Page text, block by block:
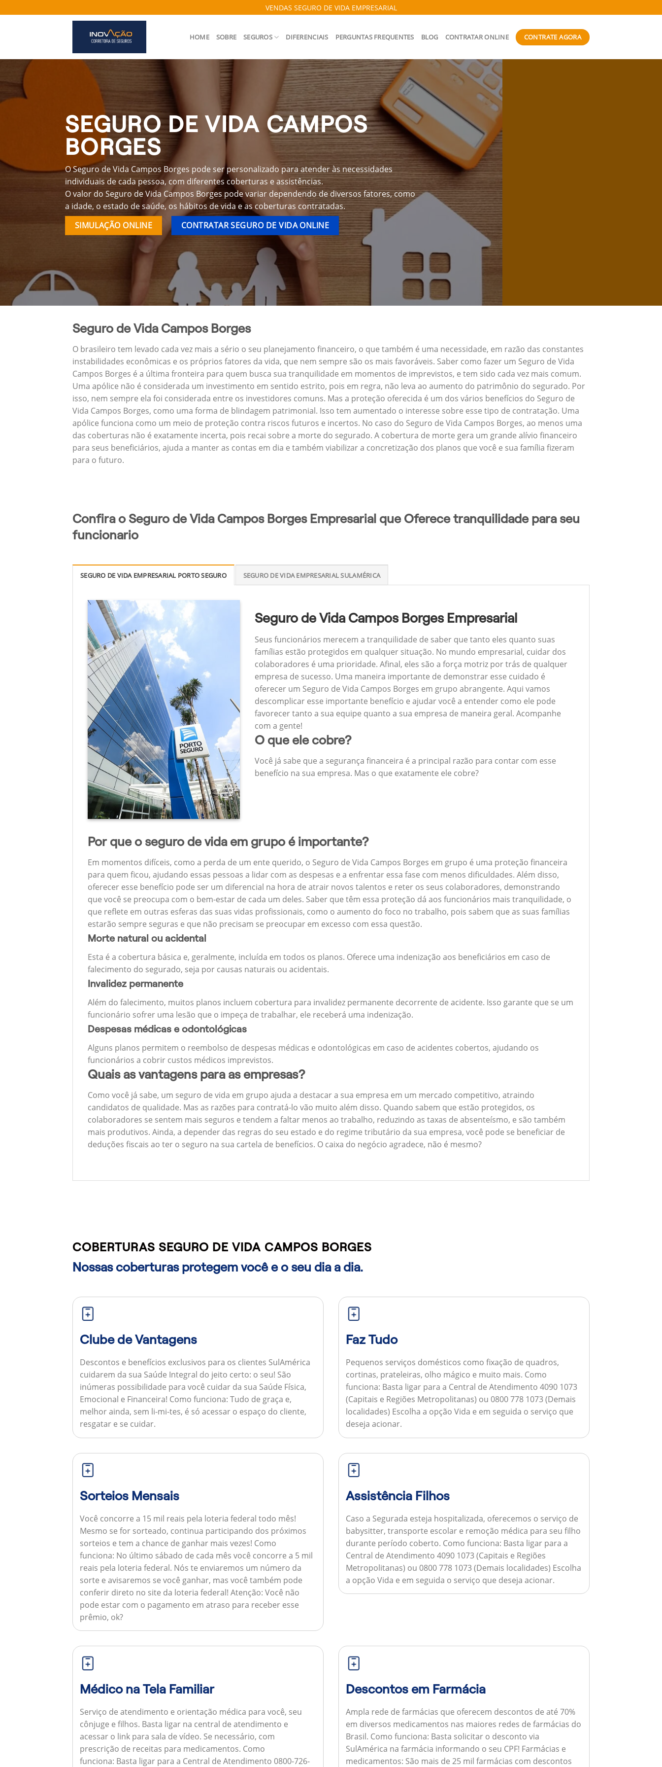
to
VENDAS SEGURO DE VIDA EMPRESARIAL
HOME SOBRE SEGUROS DIFERENCIAIS PERGUNTAS FREQUENTES BLOG CONTRATAR ONLINE CONTRATE AGORA
SEGURO DE VIDA CAMPOS
BORGES
O Seguro de Vida Campos Borges pode ser personalizado para atender às necessidades
individuais de cada pessoa, com diferentes coberturas e assistências.
O valor do Seguro de Vida Campos Borges pode variar dependendo de diversos fatores, como
a idade, o estado de saúde, os hábitos de vida e as coberturas contratadas.
SIMULAÇÃO ONLINE
CONTRATAR SEGURO DE VIDA ONLINE
Seguro de Vida Campos Borges
O brasileiro tem levado cada vez mais a sério o seu planejamento financeiro, o que também é uma necessidade, em razão das constantes
instabilidades econômicas e os próprios fatores da vida, que nem sempre são os mais favoráveis. Saber como fazer um Seguro de Vida
Campos Borges é a última fronteira para quem busca sua tranquilidade em momentos de imprevistos, e tem sido cada vez mais comum.
Uma apólice não é considerada um investimento em sentido estrito, pois em regra, não leva ao aumento do patrimônio do segurado. Por
isso, nem sempre ela foi considerada entre os investidores comuns. Mas a proteção oferecida é um dos vários benefícios do Seguro de
Vida Campos Borges, como uma forma de blindagem patrimonial. Isso tem aumentado o interesse sobre esse tipo de contratação. Uma
apólice funciona como um meio de proteção contra riscos futuros e incertos. No caso do Seguro de Vida Campos Borges, ao menos uma
das coberturas não é exatamente incerta, pois recai sobre a morte do segurado. A cobertura de morte gera um grande alívio financeiro
para seus beneficiários, ajuda a manter as contas em dia e também viabilizar a concretização dos planos que você e sua família fizeram
para o futuro.
Confira o Seguro de Vida Campos Borges Empresarial que Oferece tranquilidade para seu
funcionario
SEGURO DE VIDA EMPRESARIAL PORTO SEGURO SEGURO DE VIDA EMPRESARIAL SULAMÉRICA
Seguro de Vida Campos Borges Empresarial
Seus funcionários merecem a tranquilidade de saber que tanto eles quanto suas
famílias estão protegidos em qualquer situação. No mundo empresarial, cuidar dos
colaboradores é uma prioridade. Afinal, eles são a força motriz por trás de qualquer
empresa de sucesso. Uma maneira importante de demonstrar esse cuidado é
oferecer um Seguro de Vida Campos Borges em grupo abrangente. Aqui vamos
descomplicar esse importante benefício e ajudar você a entender como ele pode
favorecer tanto a sua equipe quanto a sua empresa de maneira geral. Acompanhe
com a gente!
O que ele cobre?
Você já sabe que a segurança financeira é a principal razão para contar com esse
benefício na sua empresa. Mas o que exatamente ele cobre?
Por que o seguro de vida em grupo é importante?
Em momentos difíceis, como a perda de um ente querido, o Seguro de Vida Campos Borges em grupo é uma proteção financeira
para quem ficou, ajudando essas pessoas a lidar com as despesas e a enfrentar essa fase com menos dificuldades. Além disso,
oferecer esse benefício pode ser um diferencial na hora de atrair novos talentos e reter os seus colaboradores, demonstrando
que você se preocupa com o bem-estar de cada um deles. Saber que têm essa proteção dá aos funcionários mais tranquilidade, o
que reflete em outras esferas das suas vidas profissionais, como o aumento do foco no trabalho, pois sabem que as suas famílias
estarão sempre seguras e que não precisam se preocupar em excesso com essa questão.
Morte natural ou acidental
Esta é a cobertura básica e, geralmente, incluída em todos os planos. Oferece uma indenização aos beneficiários em caso de
falecimento do segurado, seja por causas naturais ou acidentais.
Invalidez permanente
Além do falecimento, muitos planos incluem cobertura para invalidez permanente decorrente de acidente. Isso garante que se um
funcionário sofrer uma lesão que o impeça de trabalhar, ele receberá uma indenização.
Despesas médicas e odontológicas
Alguns planos permitem o reembolso de despesas médicas e odontológicas em caso de acidentes cobertos, ajudando os
funcionários a cobrir custos médicos imprevistos.
Quais as vantagens para as empresas?
Como você já sabe, um seguro de vida em grupo ajuda a destacar a sua empresa em um mercado competitivo, atraindo
candidatos de qualidade. Mas as razões para contratá-lo vão muito além disso. Quando sabem que estão protegidos, os
colaboradores se sentem mais seguros e tendem a faltar menos ao trabalho, reduzindo as taxas de absenteísmo, e são também
mais produtivos. Ainda, a depender das regras do seu estado e do regime tributário da sua empresa, você pode se beneficiar de
deduções fiscais ao ter o seguro na sua cartela de benefícios. O caixa do negócio agradece, não é mesmo?
COBERTURAS SEGURO DE VIDA CAMPOS BORGES
Nossas coberturas protegem você e o seu dia a dia.
Clube de Vantagens
Descontos e benefícios exclusivos para os clientes SulAmérica
cuidarem da sua Saúde Integral do jeito certo: o seu! São
inúmeras possibilidade para você cuidar da sua Saúde Física,
Emocional e Financeira! Como funciona: Tudo de graça e,
melhor ainda, sem li-mi-tes, é só acessar o espaço do cliente,
resgatar e se cuidar.
Faz Tudo
Pequenos serviços domésticos como fixação de quadros,
cortinas, prateleiras, olho mágico e muito mais. Como
funciona: Basta ligar para a Central de Atendimento 4090 1073
(Capitais e Regiões Metropolitanas) ou 0800 778 1073 (Demais
localidades) Escolha a opção Vida e em seguida o serviço que
deseja acionar.
Sorteios Mensais
Você concorre a 15 mil reais pela loteria federal todo mês!
Mesmo se for sorteado, continua participando dos próximos
sorteios e tem a chance de ganhar mais vezes! Como
funciona: No último sábado de cada mês você concorre a 5 mil
reais pela loteria federal. Nós te enviaremos um número da
sorte e avisaremos se você ganhar, mas você também pode
conferir direto no site da loteria federal!Atenção: Você não
pode estar com o pagamento em atraso para receber esse
prêmio, ok?
Assistência Filhos
Caso a Segurada esteja hospitalizada, oferecemos o serviço de
babysitter, transporte escolar e remoção médica para seu filho
durante período coberto. Como funciona: Basta ligar para a
Central de Atendimento 4090 1073 (Capitais e Regiões
Metropolitanas) ou 0800 778 1073 (Demais localidades) Escolha
a opção Vida e em seguida o serviço que deseja acionar.
Médico na Tela Familiar
Serviço de atendimento e orientação médica para você, seu
cônjuge e filhos. Basta ligar na central de atendimento e
acessar o link para sala de vídeo. Se necessário, com
prescrição de receitas para medicamentos. Como
funciona: Basta ligar para a Central de Atendimento 0800-726-
Descontos em Farmácia
Ampla rede de farmácias que oferecem descontos de até 70%
em diversos medicamentos nas maiores redes de farmácias do
Brasil. Como funciona: Basta solicitar o desconto via
SulAmérica na farmácia informando o seu CPF! Farmácias e
medicamentos: São mais de 25 mil farmácias com descontos